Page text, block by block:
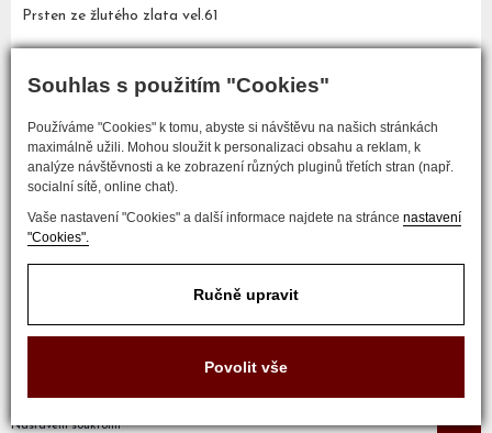
Souhlas s použitím "Cookies"
Používáme "Cookies" k tomu, abyste si návštěvu na našich stránkách
maximálně užili. Mohou sloužit k personalizaci obsahu a reklam, k
analýze návštěvnosti a ke zobrazení různých pluginů třetích stran (např.
socialní sítě, online chat).
Vaše nastavení "Cookies" a další informace najdete na stránce nastavení
"Cookies".
Ručně upravit
Povolit vše
Prsten ze žlutého zlata vel.61
Mám zájem o tento šperk
COPYRIGHT © 2017 ZLATNICTVÍ NEŠKUDLA
Nastavení soukromí